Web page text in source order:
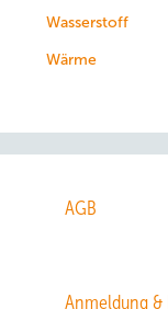
Wasserstoff
Wärme
AGB
Anmeldung &